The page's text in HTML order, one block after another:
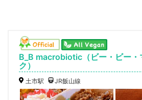
B_B macrobiotic（ビー・ビー・
ク）
土市駅 JR飯山線